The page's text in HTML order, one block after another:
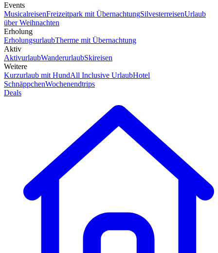
Events
MusicalreisenFreizeitpark mit ÜbernachtungSilvesterreisenUrlaub
über Weihnachten
Erholung
ErholungsurlaubTherme mit Übernachtung
Aktiv
AktivurlaubWanderurlaubSkireisen
Weitere
Kurzurlaub mit HundAll Inclusive UrlaubHotel
SchnäppchenWochenendtrips
Deals